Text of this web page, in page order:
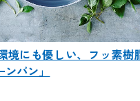
境にも優しい、フッ素樹
パン」